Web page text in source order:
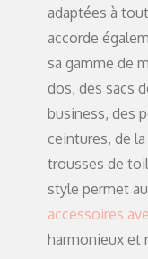
adaptées à
accorde
sa gamme de
dos, des sacs
business, des
ceintures, de
trousses de
style permet
accessoires
harmonieux et